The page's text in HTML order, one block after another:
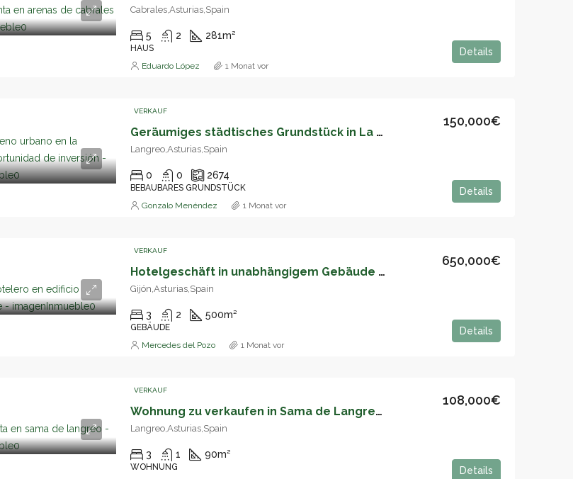
Cabrales,Asturias,Spain
5 2 281m²
HAUS Details
Eduardo López 1 Monat vor
VERKAUF
Geräumiges städtisches Grundstück in La Felguera – Investitionsmöglichkeit – 05160
150,000€
Langreo,Asturias,Spain
0 0 2674
BEBAUBARES GRUNDSTÜCK Details
Gonzalo Menéndez 1 Monat vor
VERKAUF
Hotelgeschäft in unabhängigem Gebäude – 05159
650,000€
Gijón,Asturias,Spain
3 2 500m²
GEBÄUDE Details
Mercedes del Pozo 1 Monat vor
VERKAUF
Wohnung zu verkaufen in Sama de Langreo – 05157
108,000€
Langreo,Asturias,Spain
3 1 90m²
WOHNUNG Details